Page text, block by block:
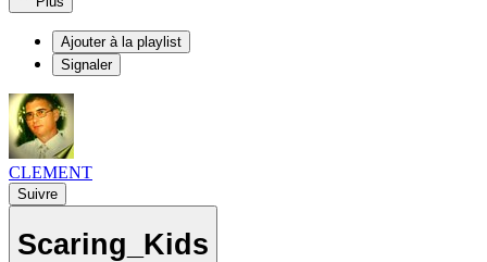
Ajouter à la playlist
Signaler
CLEMENT
Suivre
Scaring_Kids